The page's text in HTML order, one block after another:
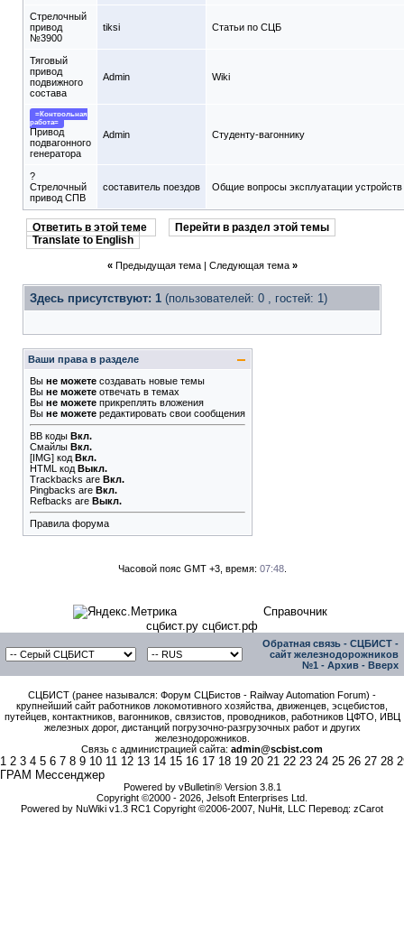
Стрелочный
привод
№3900
tiksi Статьи по СЦБ
Тяговый
привод
подвижного
состава
Admin Wiki
=Контрольная
работа=
Привод
подвагонного
генератора
Admin Студенту-вагоннику
?
Стрелочный
привод СПВ
составитель поездов Общие вопросы эксплуатации
Ответить в этой теме
Перейти в раздел этой темы
Translate to English
« Предыдущая тема| Следующая тема »
Здесь присутствуют: 1 (пользователей: 0 , гостей: 1)
Ваши права в разделе
Вы не можете создавать новые темы
Вы не можете отвечать в темах
Вы не можете прикреплять вложения
Вы не можете редактировать свои сообщения
BB коды Вкл.
Смайлы Вкл.
[IMG] код Вкл.
HTML код Выкл.
Trackbacks are Вкл.
Pingbacks are Вкл.
Refbacks are Выкл.
Правила форума
Часовой пояс GMT +3, время: 07:48.
Справочник
сцбист.ру сцбист.рф
Обратная связь - СЦБИСТ -
сайт железнодорожников
№1 - Архив - Вверх
СЦБИСТ (ранее назывался: Форум СЦБистов - Railway Automation Forum) -
крупнейший сайт работников локомотивного хозяйства, движенцев, эсцебистов,
путейцев, контактников, вагонников, связистов, проводников, работников ЦФТО, ИВЦ
железных дорог, дистанций погрузочно-разгрузочных работ и других
железнодорожников.
Связь с администрацией сайта: admin@scbist.com
1 2 3 4 5 6 7 8 9 10 11 12 13 14 15 16 17 18 19 20 21 22 23 24 25 26 27 28
ГРАМ Мессенджер
Powered by vBulletin® Version 3.8.1
Copyright ©2000 - 2026, Jelsoft Enterprises Ltd.
Powered by NuWiki v1.3 RC1 Copyright ©2006-2007, NuHit, LLC Перевод: zCarot